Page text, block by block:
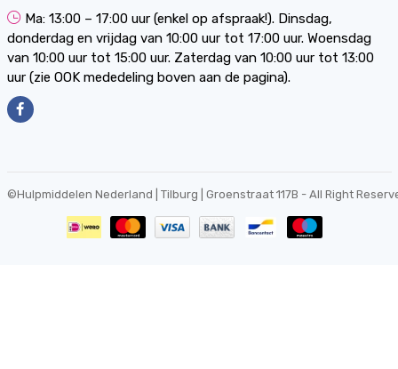
Ma: 13:00 – 17:00 uur (enkel op afspraak!). Dinsdag,
donderdag en vrijdag van 10:00 uur tot 17:00 uur. Woensdag
van 10:00 uur tot 15:00 uur. Zaterdag van 10:00 uur tot 13:00
uur (zie OOK mededeling boven aan de pagina).
©Hulpmiddelen Nederland | Tilburg | Groenstraat 117B - All Right